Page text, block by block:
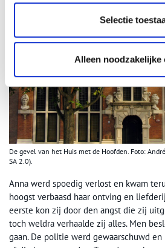
Selectie
Alleen noodzakelijke
De gevel van het Huis met de Hoofden. Foto:
SA 2.0).
Anna werd spoedig verlost en kwam
hoogst verbaasd haar ontving en
eerste kon zij door den angst die zij
toch weldra verhaalde zij alles. Men
gaan. De politie werd gewaarschuwd